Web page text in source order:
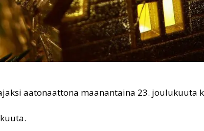
aatonaattona maanantaina 23. joulukuuta